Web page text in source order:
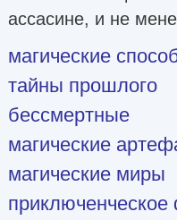
ассасине, и не
магические
тайны прошлого
бессмертные
магические
магические миры
приключенческое